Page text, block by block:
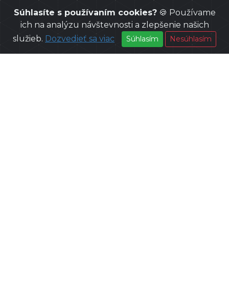
Súhlasíte s používaním cookies?🍪 Používame
ich na analýzu návštevnosti a zlepšenie našich
služieb. Dozvedieť sa viac Súhlasím Nesúhlasím